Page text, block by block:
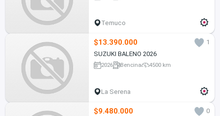
Temuco
$13.390.000
1
SUZUKI BALENO 2026
2026 Bencina 4500 km
La Serena
$9.480.000
0